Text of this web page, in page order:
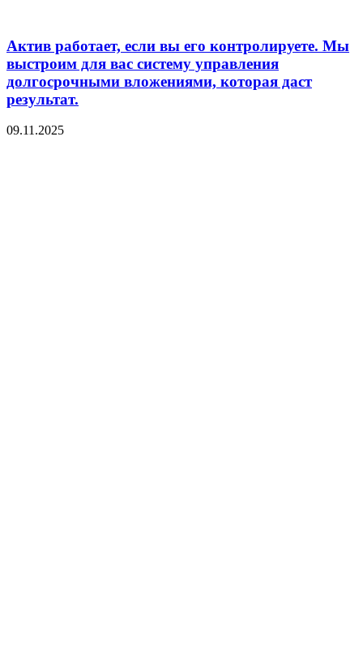
Актив работает, если вы его контролируете. Мы
выстроим для вас систему управления
долгосрочными вложениями, которая даст
результат.
09.11.2025